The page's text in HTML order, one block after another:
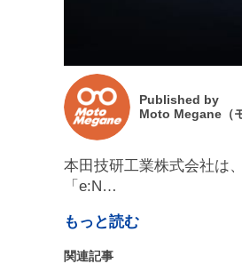
Published by
Moto Megane（
本田技研工業株式会社は
「e:N…
もっと読む
関連記事